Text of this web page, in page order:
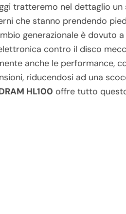
tratteremo nel dettaglio
che stanno prendendo
generazionale è dovuto
contro il disco
anche le performance,
riducendosi ad una
HL100 offre tutto